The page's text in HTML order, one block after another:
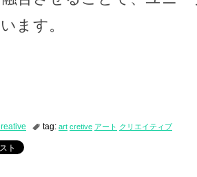
ます。
tag: art cretive アート クリエイティブ